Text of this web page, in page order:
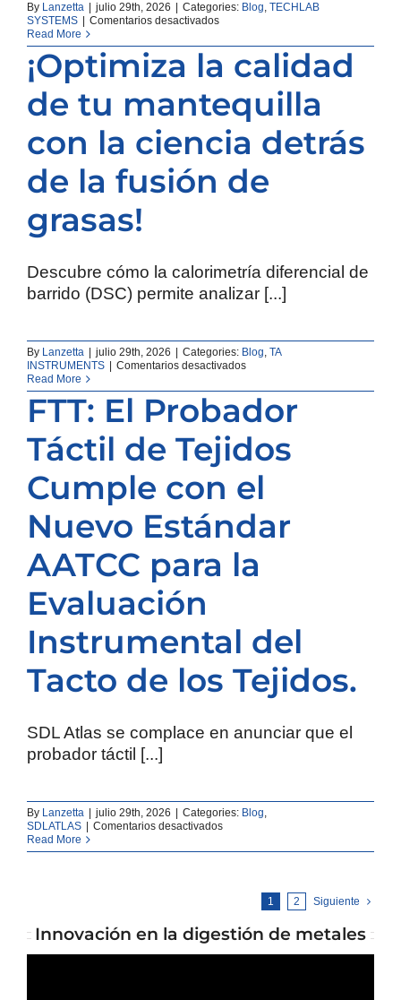
By Lanzetta julio 29th, 2026 Categories: Blog, TECHLAB
SYSTEMS
Comentarios desactivadosen
son
las
consideraciones
salud
ocupacional
para
la
operación
equipos
Read More
¡Optimiza la calidad
de tu mantequilla
con la ciencia detrás
de la fusión de
grasas!
Descubre cómo la calorimetría diferencial de
barrido (DSC) permite analizar [...]
By Lanzetta julio 29th, 2026 Categories: Blog, TA
INSTRUMENTS
Comentarios desactivadosen
la
calidad
de
mantequilla
con
ciencia
detrás
de
la
fusión
grasas!
Read More
FTT: El Probador
Táctil de Tejidos
Cumple con el
Nuevo Estándar
AATCC para la
Evaluación
Instrumental del
Tacto de los Tejidos.
SDL Atlas se complace en anunciar que el
probador táctil [...]
By Lanzetta julio 29th, 2026 Categories: Blog,
SDLATLAS
Comentarios desactivadosen
El
con
Read More
1 2 Siguiente
Innovación en la digestión de metales